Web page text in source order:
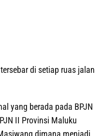
di setiap ruas jalan
yang berada pada BPJN
II Provinsi Maluku
dimana menjadi